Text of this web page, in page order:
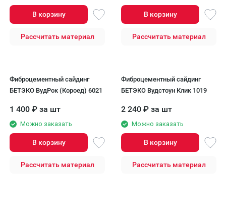
В корзину
Рассчитать материал
В корзину
Рассчитать материал
Фиброцементный сайдинг
БЕТЭКО ВудРок (Короед) 6021
1 400 ₽ за шт
Можно заказать
В корзину
Рассчитать материал
Фиброцементный сайдинг
БЕТЭКО Вудстоун Клик 1019
2 240 ₽ за шт
Можно заказать
В корзину
Рассчитать материал